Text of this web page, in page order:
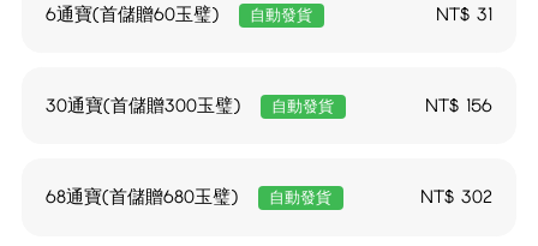
6通寶(首儲贈60玉璧) 自動發貨 NT$31
30通寶(首儲贈300玉璧) 自動發貨 NT$ 156
68通寶(首儲贈680玉璧) 自動發貨 NT$302